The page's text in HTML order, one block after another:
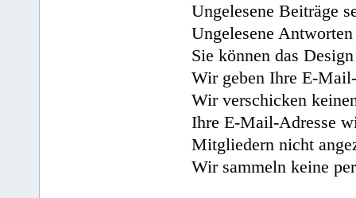
Ungelesene Beiträge
Ungelesene
Sie können das
Wir geben Ihre E-
Wir verschicken
Ihre E-Mail-Adresse
Mitgliedern nicht
Wir sammeln keine